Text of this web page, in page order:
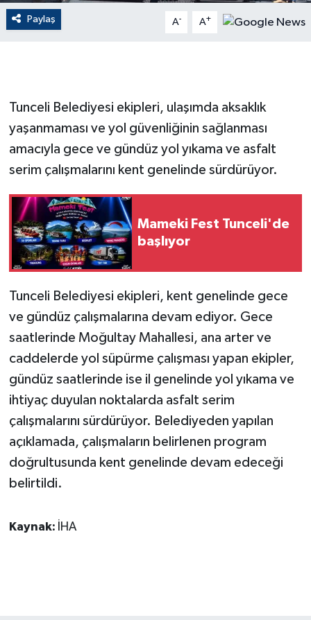
Paylaş A- A+
Tunceli Belediyesi ekipleri, ulaşımda aksaklık
yaşanmaması ve yol güvenliğinin sağlanması
amacıyla gece ve gündüz yol yıkama ve asfalt
serim çalışmalarını kent genelinde sürdürüyor.
Mameki Fest Tunceli'de
başlıyor
Tunceli Belediyesi ekipleri, kent genelinde gece
ve gündüz çalışmalarına devam ediyor. Gece
saatlerinde Moğultay Mahallesi, ana arter ve
caddelerde yol süpürme çalışması yapan ekipler,
gündüz saatlerinde ise il genelinde yol yıkama ve
ihtiyaç duyulan noktalarda asfalt serim
çalışmalarını sürdürüyor. Belediyeden yapılan
açıklamada, çalışmaların belirlenen program
doğrultusunda kent genelinde devam edeceği
belirtildi.
Kaynak: İHA
Finans
GENEL
GÜNDEM
Güvenlik
HABERDE İNSAN
İNSAN
İş Dünyası
Jandarma
Kadın
MAGAZİN
Otomobil
POLİTİKA